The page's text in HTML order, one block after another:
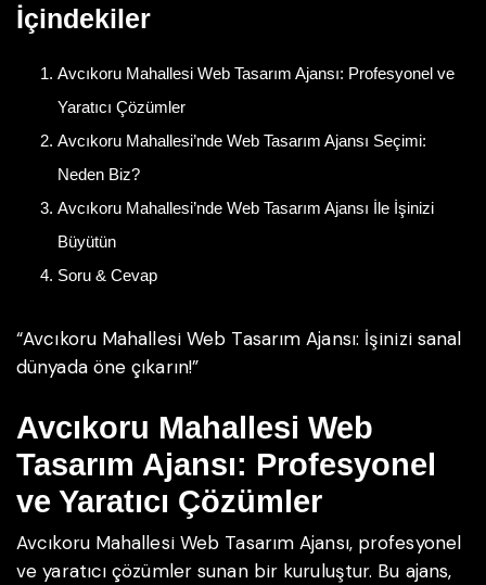
İçindekiler
Avcıkoru Mahallesi Web Tasarım Ajansı: Profesyonel ve
Yaratıcı Çözümler
Avcıkoru Mahallesi’nde Web Tasarım Ajansı Seçimi:
Neden Biz?
Avcıkoru Mahallesi’nde Web Tasarım Ajansı İle İşinizi
Büyütün
Soru & Cevap
“Avcıkoru Mahallesi Web Tasarım Ajansı: İşinizi sanal
dünyada öne çıkarın!”
Avcıkoru Mahallesi Web
Tasarım Ajansı: Profesyonel
ve Yaratıcı Çözümler
Avcıkoru Mahallesi Web Tasarım Ajansı, profesyonel
ve yaratıcı çözümler sunan bir kuruluştur. Bu ajans,